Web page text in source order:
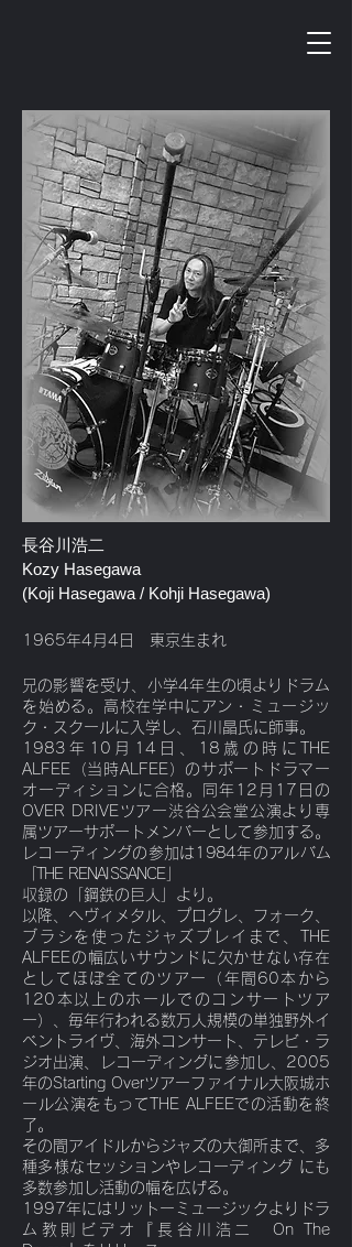
長谷川浩二
Kozy Hasegawa
(Koji Hasegawa / Kohji Hasegawa)
1965年4月4日 東京生まれ
兄の影響を受け、小学4年生の頃よりドラム
を始める。 高校在学中にアン・ミュージッ
ク・スクールに入学し、石川晶氏に師事。
1983年10月14日、18歳の時にTHE
ALFEE（当時ALFEE）のサポートドラマー
オーディションに合格。同年12月17日の
OVER DRIVEツアー渋谷公会堂公演より専
属ツアーサポートメンバーとして参加する。
レコーディングの参加は1984年のアルバム
「THE RENAISSANCE」
収録の「鋼鉄の巨人」より。
以降、ヘヴィメタル、プログレ、フォーク、
ブラシを使ったジャズプレイまで、THE
ALFEEの幅広いサウンドに欠かせない存在
としてほぼ全てのツアー（年間60本から
120本以上のホールでのコンサートツア
ー）、 毎年行われる数万人規模の単独野外イ
ベントライヴ、海外コンサート、テレビ・ラ
ジオ出演、レコーディングに参加し、2005
年のStarting Overツアーファイナル大阪城ホ
ール公演をもってTHE ALFEEでの活動を終
了。
その間アイドルからジャズの大御所まで、多
種多様なセッションやレコーディング にも
多数参加し活動の幅を広げる。
1997年にはリットーミュージックよりドラ
ム教則ビデオ『長谷川浩二 On The